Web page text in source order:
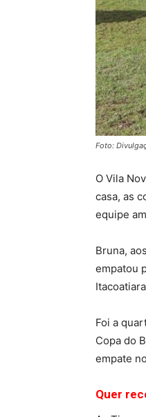
Foto:
O Vila
casa, as
equipe
Bruna,
empatou
Foi a
Copa do
empate
Quer